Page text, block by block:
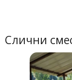
Слични